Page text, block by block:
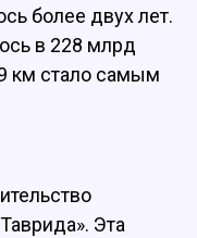
более двух лет.
в 228 млрд
км стало самым
Эта